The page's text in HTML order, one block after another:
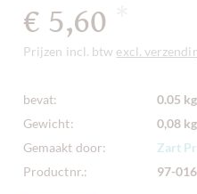
€ 5,60
Prijzen incl. btw excl.
bevat:
0.05
Gewicht:
0,08 kg
Gemaakt door:
Zart
Productnr.:
97-